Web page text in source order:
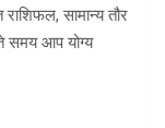
राशिफल, सामान्य तौर
समय आप योग्य